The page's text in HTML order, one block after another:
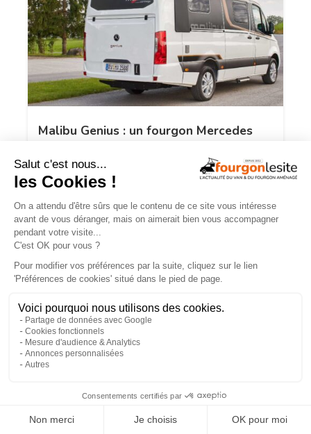
Malibu Genius : un fourgon Mercedes
notre budget